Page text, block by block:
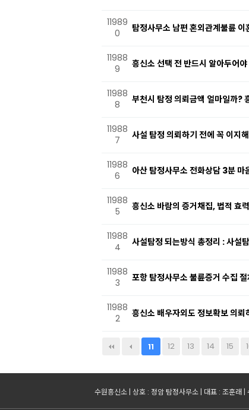
11989
0
탐정사무소 남편 혼외관계불륜
11988
9
흥신소 선택 전 반드시 알아두어
11988
8
부천시 탐정 의뢰금액 얼마일까?
11988
7
사설 탐정 의뢰하기 전에 꼭 이지
11988
6
아산 탐정사무소 전화상담 3분 마
11988
5
흥신소 바람의 증거채집, 법적 효
11988
4
사설탐정 되는방식 총정리 : 사설
11988
3
포항 탐정사무소 불륜증거 수집
11988
2
흥신소 배우자외도 정보확보 의뢰
11 12 13 14 15
수원흥신소 | 상호 : 정암 탐정사무소 | 대표 : 조훈